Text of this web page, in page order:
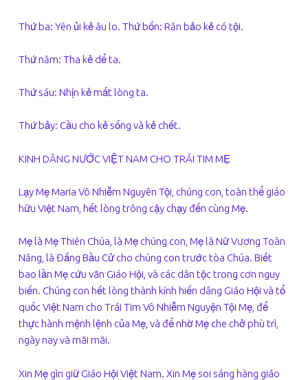
Thứ ba: Yên ủi kẻ âu lo. Thứ bốn: Răn bảo kẻ có tội.
Thứ năm: Tha kẻ dể ta.
Thứ sáu: Nhịn kẻ mất lòng ta.
Thứ bảy: Cầu cho kẻ sống và kẻ chết.
KINH DÂNG NƯỚC VIỆT NAM CHO TRÁI TIM MẸ
Lạy Mẹ Maria Vô Nhiễm Nguyên Tội, chúng con, toàn thể giáo
hữu Việt Nam, hết lòng trông cậy chạy đến cùng Mẹ.
Mẹ là Mẹ Thiên Chúa, là Mẹ chúng con, Mẹ là Nữ Vương Toàn
Năng, là Đấng Bầu Cử cho chúng con trước tòa Chúa. Biết
bao lần Mẹ cứu vãn Giáo Hội, và các dân tộc trong cơn nguy
biến. Chúng con hết lòng thành kính hiến dâng Giáo Hội và tổ
quốc Việt Nam cho Trái Tim Vô Nhiễm Nguyện Tội Mẹ, để
thực hành mệnh lệnh của Mẹ, và để nhờ Mẹ che chở phù trì,
ngày nay và mãi mãi.
Xin Mẹ gìn giữ Giáo Hội Việt Nam. Xin Mẹ soi sáng hàng giáo